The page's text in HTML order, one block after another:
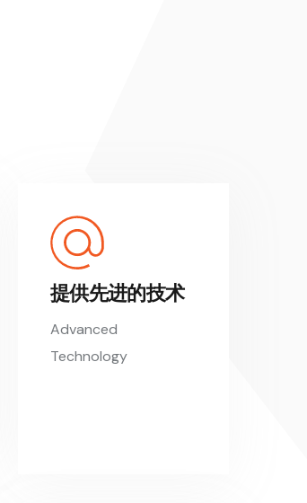
提供先进的技术
Advanced
Technology